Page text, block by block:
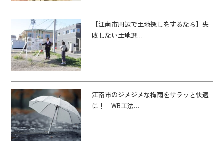
【江南市周辺で土地探しをするなら】失
敗しない土地選…
江南市のジメジメな梅雨をサラッと快適
に！「WB工法…